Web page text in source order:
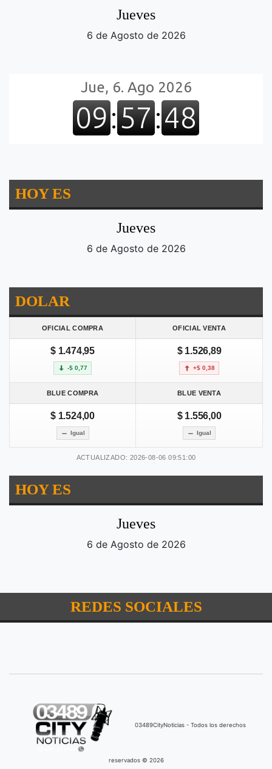
Jueves
6 de Agosto de 2026
HOY ES
Jueves
6 de Agosto de 2026
DOLAR
OFICIAL COMPRA OFICIAL VENTA
$ 1.474,95
-$ 0,77
$ 1.526,89
+$ 0,38
BLUE COMPRA BLUE VENTA
$ 1.524,00
Igual
$ 1.556,00
Igual
ACTUALIZADO: 2026-08-06 09:51:00
HOY ES
Jueves
6 de Agosto de 2026
REDES SOCIALES
03489CityNoticias - Todos los derechos
reservados © 2026